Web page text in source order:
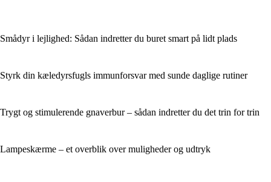
Smådyr i lejlighed: Sådan indretter du buret smart på lidt plads
Styrk din kæledyrsfugls immunforsvar med sunde daglige rutiner
Trygt og stimulerende gnaverbur – sådan indretter du det trin for trin
Lampeskærme – et overblik over muligheder og udtryk